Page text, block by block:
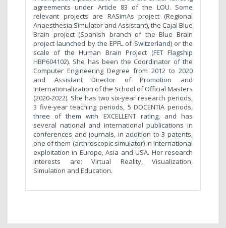
agreements under Article 83 of the LOU. Some
relevant projects are RASimAs project (Regional
Anaesthesia Simulator and Assistant), the Cajal Blue
Brain project (Spanish branch of the Blue Brain
project launched by the EPFL of Switzerland) or the
scale of the Human Brain Project (FET Flagship
HBP604102). She has been the Coordinator of the
Computer Engineering Degree from 2012 to 2020
and Assistant Director of Promotion and
Internationalization of the School of Official Masters
(2020-2022). She has two six-year research periods,
3 five-year teaching periods, 5 DOCENTIA periods,
three of them with EXCELLENT rating, and has
several national and international publications in
conferences and journals, in addition to 3 patents,
one of them (arthroscopic simulator) in international
exploitation in Europe, Asia and USA. Her research
interests are: Virtual Reality, Visualization,
Simulation and Education.